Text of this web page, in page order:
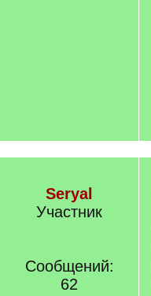
Seryal
Участник
Сообщений:
62